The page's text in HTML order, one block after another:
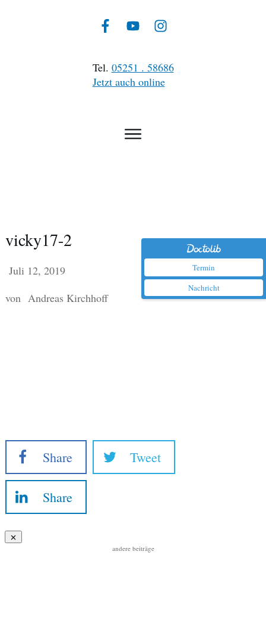
Termin
Nachricht
Tel. 05251 . 58686
Jetzt auch online
vicky17-2
Juli 12, 2019
von Andreas Kirchhoff
Share Tweet
Share
andere beiträge